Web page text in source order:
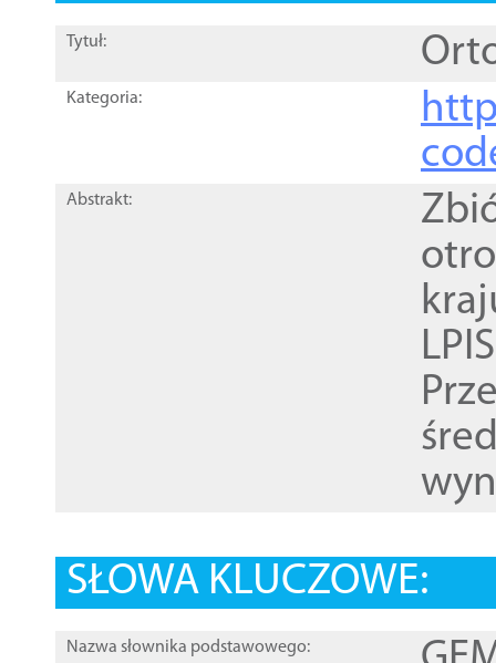
Tytuł:
Kategoria:
Abstrakt:
SŁOWA KLUCZOWE:
Nazwa słownika podstawowego: